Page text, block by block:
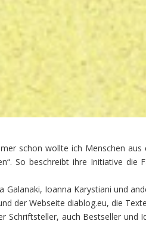
schon wollte ich Menschen aus
So beschreibt ihre Initiative die
Ioanna Karystiani und
der Webseite diablog.eu, die
Schriftsteller, auch Bestseller und